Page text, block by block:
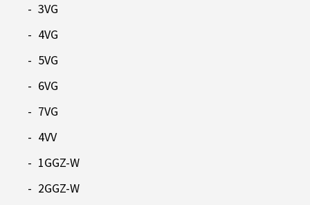
3VG
4VG
5VG
6VG
7VG
4VV
1GGZ-W
2GGZ-W